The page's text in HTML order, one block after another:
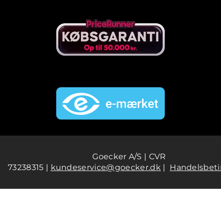
Goecker A/S | CVR
73238315 | kundeservice@goecker.dk|